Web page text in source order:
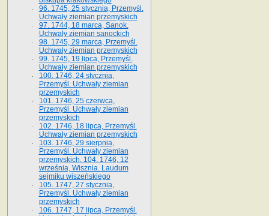
96. 1745, 25 stycznia, Przemyśl.
Uchwały ziemian przemyskich
97. 1744, 18 marca, Sanok.
Uchwały ziemian sanockich
98. 1745, 29 marca, Przemyśl.
Uchwały ziemian przemyskich
99. 1745, 19 lipca, Przemyśl.
Uchwały ziemian przemyskich
100. 1746, 24 stycznia,
Przemyśl. Uchwały ziemian
przemyskich
101. 1746, 25 czerwca,
Przemyśl. Uchwały ziemian
przemyskich
102. 1746, 18 lipca, Przemyśl.
Uchwały ziemian przemyskich
103. 1746, 29 sierpnia,
Przemyśl. Uchwały ziemian
przemyskich. 104. 1746, 12
września, Wisznia. Laudum
sejmiku wiszeńskiego
105. 1747, 27 stycznia,
Przemyśl. Uchwały ziemian
przemyskich
106. 1747, 17 lipca, Przemyśl.